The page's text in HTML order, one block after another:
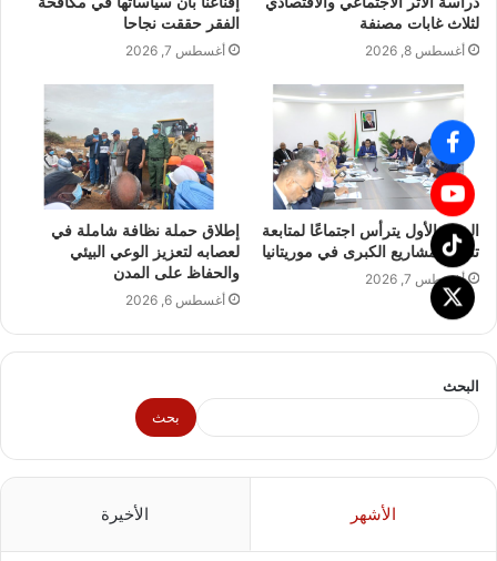
لثلاث غابات مصنفة
أغسطس 8, 2026
الفقر حققت نجاحا
أغسطس 7, 2026
الوزير الأول يترأس اجتماعًا لمتابعة
تنفيذ المشاريع الكبرى في موريتانيا
أغسطس 7, 2026
إطلاق حملة نظافة شاملة في
لعصابه لتعزيز الوعي البيئي
والحفاظ على المدن
أغسطس 6, 2026
البحث
بحث
الأشهر الأخيرة